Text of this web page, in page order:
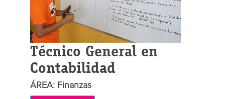
Técnico General en
Contabilidad
ÁREA: Finanzas